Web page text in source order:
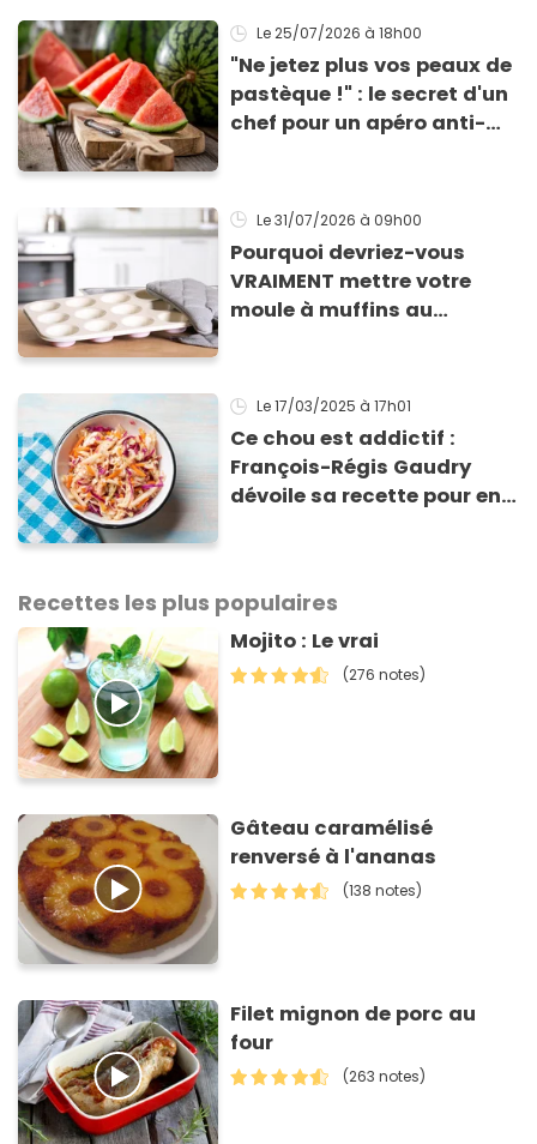
Le 25/07/2026 à 18h00
"Ne jetez plus vos peaux de
pastèque !" : le secret d'un
chef pour un apéro anti-
Le 31/07/2026 à 09h00
Pourquoi devriez-vous
VRAIMENT mettre votre
moule à muffins au
!
Le 17/03/2025 à 17h01
Ce chou est addictif :
François-Régis Gaudry
dévoile sa recette pour en
Recettes les plus populaires
Mojito : Le vrai
(276 notes)
Gâteau caramélisé
renversé à l'ananas
(138 notes)
Filet mignon de porc au
four
(263 notes)